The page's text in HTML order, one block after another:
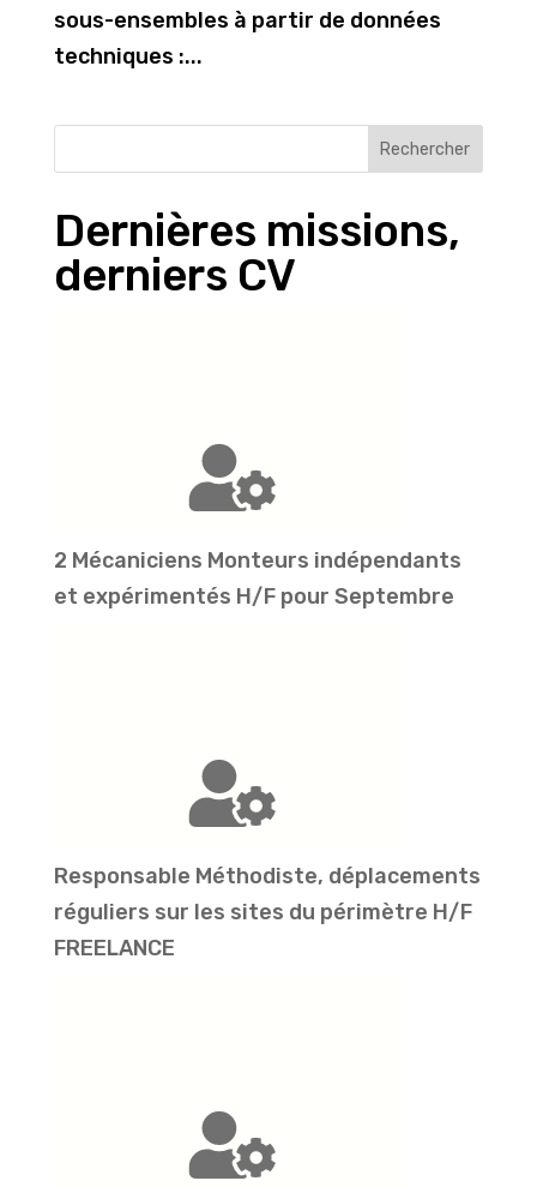
sous-ensembles à partir de données
techniques :...
Rechercher
Dernières missions,
derniers CV
2 Mécaniciens Monteurs indépendants
et expérimentés H/F pour Septembre
Responsable Méthodiste, déplacements
réguliers sur les sites du périmètre H/F
FREELANCE